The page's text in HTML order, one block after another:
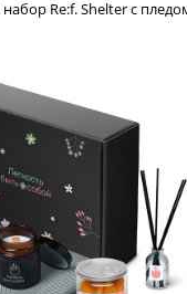
Re:f. Shelter с